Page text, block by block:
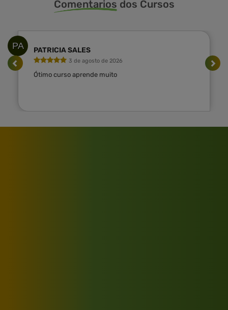
Comentarios dos Cursos
PA PATRICIA SALES
3 de agosto de 2026
Ótimo curso aprende muito